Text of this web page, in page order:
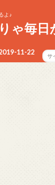
よ♪
毎日
11-22